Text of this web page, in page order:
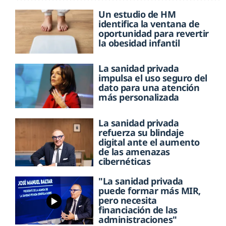
Un estudio de HM
identifica la ventana de
oportunidad para revertir
la obesidad infantil
La sanidad privada
impulsa el uso seguro del
dato para una atención
más personalizada
La sanidad privada
refuerza su blindaje
digital ante el aumento
de las amenazas
cibernéticas
"La sanidad privada
puede formar más MIR,
pero necesita
financiación de las
administraciones"